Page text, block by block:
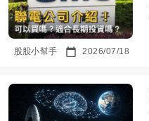
股股小幫手 2026/07/18